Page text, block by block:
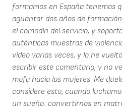
formamos en España tenemos
aguantar dos años de
el comodín del servicio, y
auténticas muestras de
vídeo varias veces, y lo he
escribir este comentario, y no
mofa hacia las mujeres. Me
considere esto, cuando
un sueño: convertirnos en